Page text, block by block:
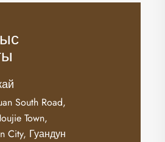
South Road,
Town,
City, Гуандун